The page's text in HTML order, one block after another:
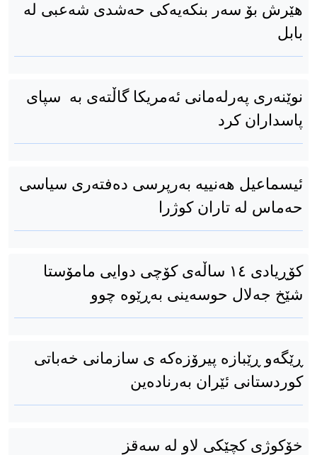
هێرش بۆ سەر بنكەیەكی حەشدی شەعبی لە
بابل
‎نوێنەری پەرلەمانی ئەمریکا گاڵتەی بە سپای
پاسداران کرد
ئیسماعیل هەنییە بەرپرسی دەفتەری سیاسی
حەماس لە تاران کوژرا
کۆڕیادی ١٤ ساڵەی کۆچی دوایی مامۆستا
شێخ جەلال حوسەینی بەڕێوە چوو
ڕێگەو ڕێبازە پیرۆزەکە ی سازمانی خەباتی
کوردستانی ئێران به‌رناده‌ین
خۆکوژی کچێکی لاو لە سەقز